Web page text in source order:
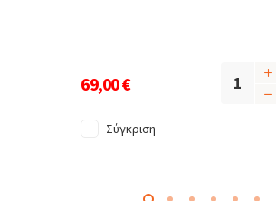
69,00 €
Σύγκριση